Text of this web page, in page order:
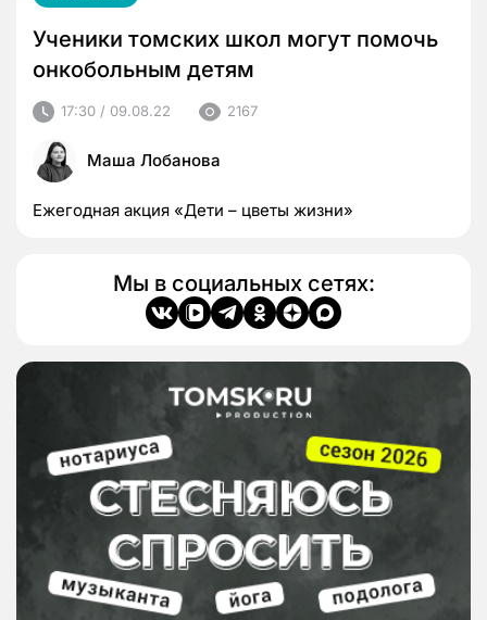
Ученики томских школ могут помочь
онкобольным детям
17:30 / 09.08.22 2167
Маша Лобанова
Ежегодная акция «Дети – цветы жизни»
Мы в социальных сетях: